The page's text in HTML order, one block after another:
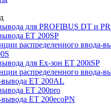
для PROFIBUS DT и
ET 200SP
распределенного ввода-
для Ex-зон ET 200iSP
распределенного ввода-
ET 200AL
ET 200pro
ET 200ecoPN